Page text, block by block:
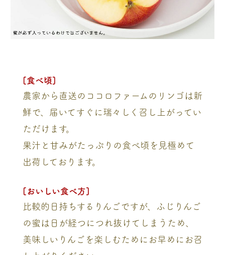
[食べ頃]
農家から直送のココロファームのリンゴは新
鮮で、届いてすぐに瑞々しく召し上がってい
ただけます。
果汁と甘みがたっぷりの食べ頃を見極めて
出荷しております。
[おいしい食べ方]
比較的日持ちするりんごですが、ふじりんご
の蜜は日が経つにつれ抜けてしまうため、
美味しいりんごを楽しむためにお早めにお召